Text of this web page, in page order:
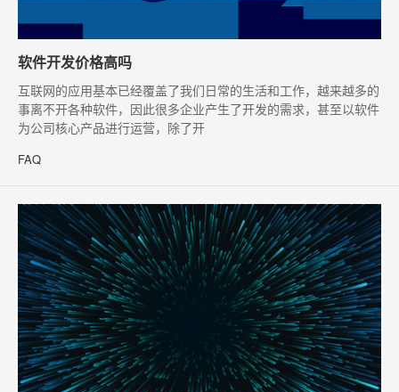
软件开发价格高吗
​互联网的应用基本已经覆盖了我们日常的生活和工作，越来越多的
事离不开各种软件，因此很多企业产生了开发的需求，甚至以软件
为公司核心产品进行运营，除了开
FAQ